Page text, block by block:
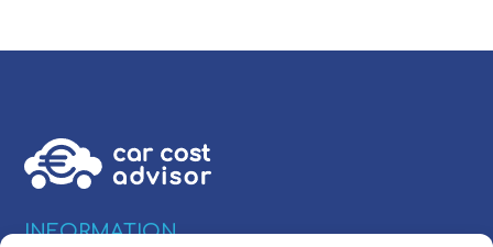
INFORMATION